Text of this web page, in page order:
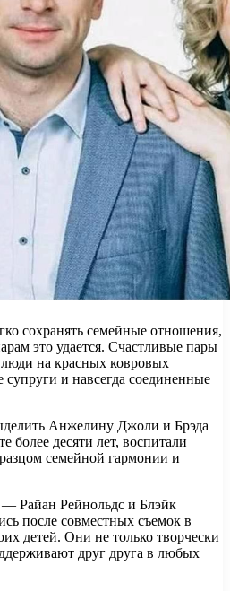
сохранять семейные отношения,
это удается. Счастливые пары
на красных ковровых
и навсегда соединенные
Анжелину Джоли и Брэда
более десяти лет, воспитали
семейной гармонии и
Райан Рейнольдс и Блэйк
после совместных съемок в
детей. Они не только творчески
друг друга в любых